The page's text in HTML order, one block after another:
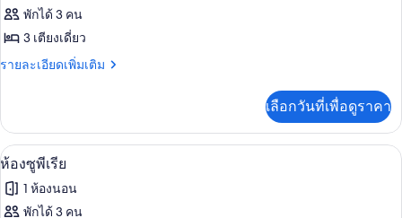
ทั้งหมด
ของ
ห้อง
พักได้ 3 คน
3 เตียงเดี่ยว
รายละเอียดเพิ่มเติม
ราย
เกี่ยว
กับ
ห้อง
สแตนดาร์ด
เลือกวันที่เพื่อดูราคา
เปิด
ภาพถ่าย
ทั้งหมด
มินิบาร์, ตู้นิรภัยในห้องพัก, โต๊ะทำงาน,
6
ห้องซูพีเรีย
1 ห้องนอน
พักได้ 3 คน